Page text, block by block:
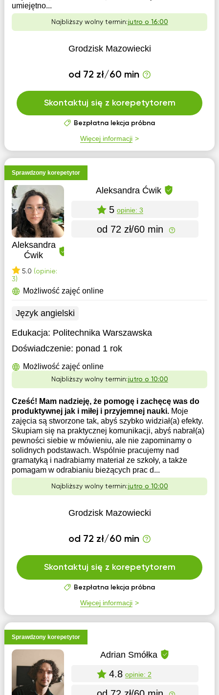
umiejętno...
Najbliższy wolny termin:jutro o 16:00
Grodzisk Mazowiecki
od 72 zł/60 min
Skontaktuj się z korepetytorem
Bezpłatna lekcja próbna
Więcej informacji
Sprawdzony korepetytor
Aleksandra
Ćwik
5.0 (opinie:
3)
Aleksandra Ćwik
5 opinie: 3
od 72 zł/60 min
Możliwość zajęć online
Język angielski
Edukacja: Politechnika Warszawska
Doświadczenie: ponad 1 rok
Możliwość zajęć online
Najbliższy wolny termin:jutro o 10:00
Cześć! Mam nadzieję, że pomogę i zachęcę was do
produktywnej jak i miłej i przyjemnej nauki. Moje
zajęcia są stworzone tak, abyś szybko widział(a) efekty.
Skupiam się na praktycznej komunikacji, abyś nabrał(a)
pewności siebie w mówieniu, ale nie zapominamy o
solidnych podstawach. Wspólnie pracujemy nad
gramatyką i nadrabiamy materiał ze szkoły, a także
pomagam w odrabianiu bieżących prac d...
Najbliższy wolny termin:jutro o 10:00
Grodzisk Mazowiecki
od 72 zł/60 min
Skontaktuj się z korepetytorem
Bezpłatna lekcja próbna
Więcej informacji
Sprawdzony korepetytor
Adrian Smółka
4.8 opinie: 2